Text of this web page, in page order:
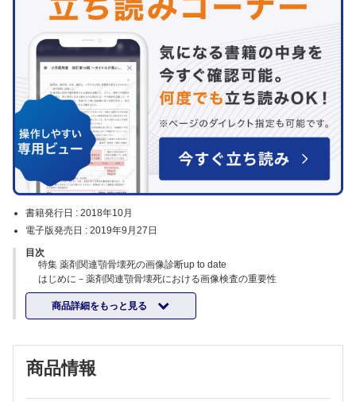
書籍発行日 : 2018年10月
電子版発売日 : 2019年9月27日
目次
特集 薬剤関連顎骨壊死の画像診断up to date
はじめに－薬剤関連顎骨壊死における画像検査の重要性
薬剤関連顎骨壊死についての最新ポジションペーパー
薬剤関連顎骨壊死のPET検査
薬剤関連顎骨壊死のCT、MRI
骨吸収抑制薬長期投与における顎骨の骨代謝－骨シンチグラフィによる
評価
商品詳細をもっと見る
商品情報